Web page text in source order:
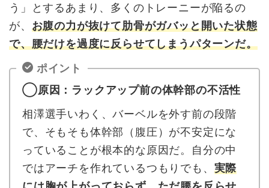
う」とするあまり、多くのトレーニーが陥るの
が、 お腹の力が抜けて肋骨がガバッと開いた状態
で、腰だけを過度に反らせてしまうパターンだ。
ポイント
◯原因：ラックアップ前の体幹部の不活性
相澤選手いわく、バーベルを外す前の段階
で、そもそも体幹部（腹圧）が不安定にな
っていることが根本的な原因だ。自分の中
ではアーチを作れているつもりでも、 実際